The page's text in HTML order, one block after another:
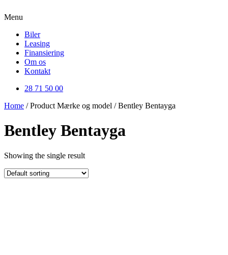
Menu
Biler
Leasing
Finansiering
Om os
Kontakt
28 71 50 00
Home / Product Mærke og model / Bentley Bentayga
Bentley Bentayga
Showing the single result